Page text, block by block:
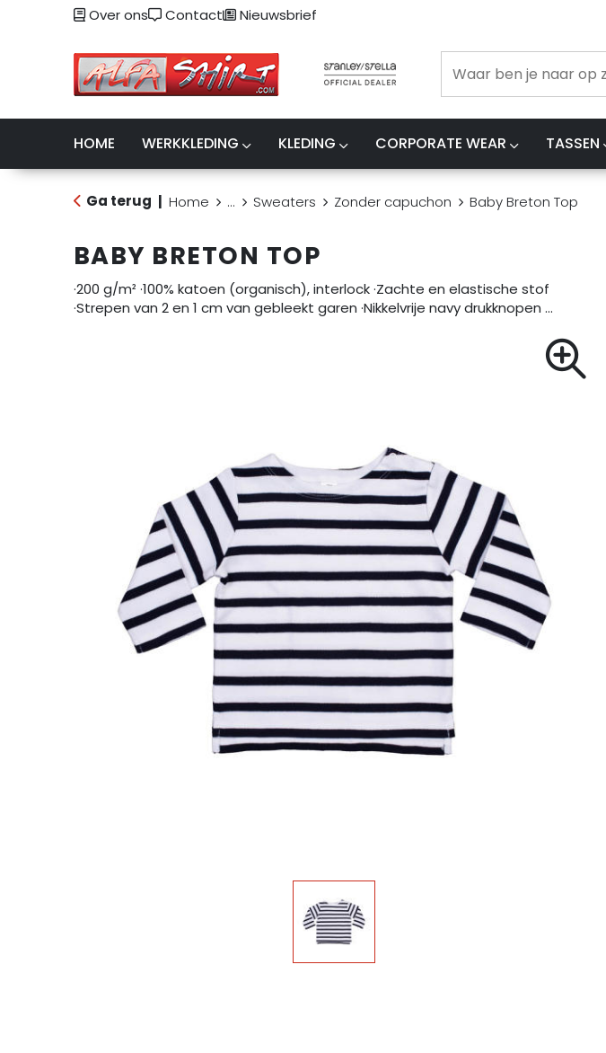
Over ons Contact Nieuwsbrief
HOME WERKKLEDING KLEDING CORPORATE WEAR TASSEN
Ga terug Home ... Sweaters Zonder capuchon Baby Breton Top
BABY BRETON TOP
·200 g/m² ·100% katoen (organisch), interlock ·Zachte en elastische stof
·Strepen van 2 en 1 cm van gebleekt garen ·Nikkelvrije navy drukknopen …